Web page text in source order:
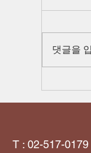
정 (교
댓글을
T : 02-517-0179